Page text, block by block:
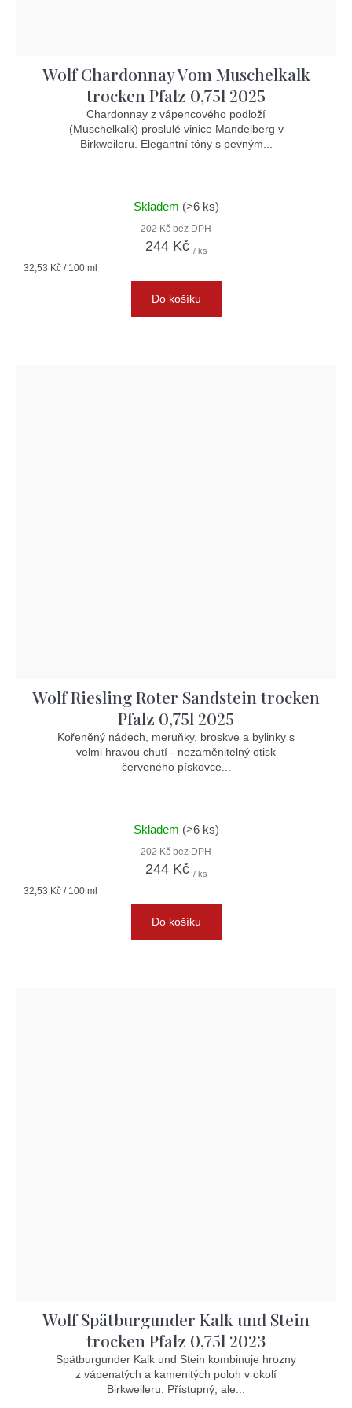
Wolf Chardonnay Vom Muschelkalk
trocken Pfalz 0,75l 2025
Chardonnay z vápencového podloží
(Muschelkalk) proslulé vinice Mandelberg v
Birkweileru. Elegantní tóny s pevným...
Skladem (>6 ks)
202 Kč bez DPH
244 Kč / ks
Měrná
32,53 Kč / 100 ml
Do košíku
Wolf Riesling Roter Sandstein trocken
Pfalz 0,75l 2025
Kořeněný nádech, meruňky, broskve a bylinky s
velmi hravou chutí - nezaměnitelný otisk
červeného pískovce...
Skladem (>6 ks)
202 Kč bez DPH
244 Kč / ks
Měrná
32,53 Kč / 100 ml
Do košíku
Wolf Spätburgunder Kalk und Stein
trocken Pfalz 0,75l 2023
Spätburgunder Kalk und Stein kombinuje hrozny
z vápenatých a kamenitých poloh v okolí
Birkweileru. Přístupný, ale...